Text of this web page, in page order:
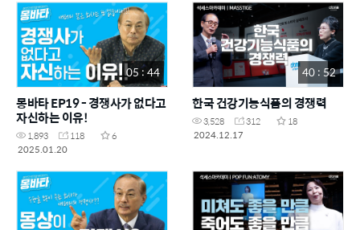
05 : 44
몽바타 EP19 - 경쟁사가 없다고
자신하는 이유!
1,893 118
6
2025.01.20
40 : 52
한국 건강기능식품의 경쟁력
3,528 312
18
2024.12.17